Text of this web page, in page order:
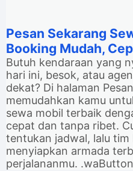
Pesan Sekarang
Booking Mudah,
Butuh kendaraan yang
hari ini, besok, atau
dekat? Di halaman
memudahkan kamu
sewa mobil terbaik
cepat dan tanpa ribet.
tentukan jadwal, lalu tim
menyiapkan armada
perjalananmu.